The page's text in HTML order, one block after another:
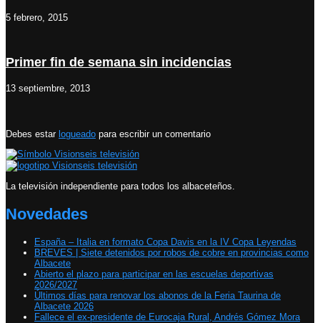
5 febrero, 2015
Primer fin de semana sin incidencias
13 septiembre, 2013
Debes estar logueado para escribir un comentario
La televisión independiente para todos los albaceteños.
Novedades
España – Italia en formato Copa Davis en la IV Copa Leyendas
BREVES | Siete detenidos por robos de cobre en provincias como
Albacete
Abierto el plazo para participar en las escuelas deportivas
2026/2027
Últimos días para renovar los abonos de la Feria Taurina de
Albacete 2026
Fallece el ex-presidente de Eurocaja Rural, Andrés Gómez Mora